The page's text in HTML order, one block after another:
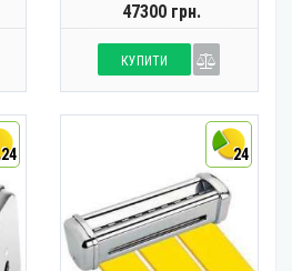
47300 грн.
КУПИТИ
24 24